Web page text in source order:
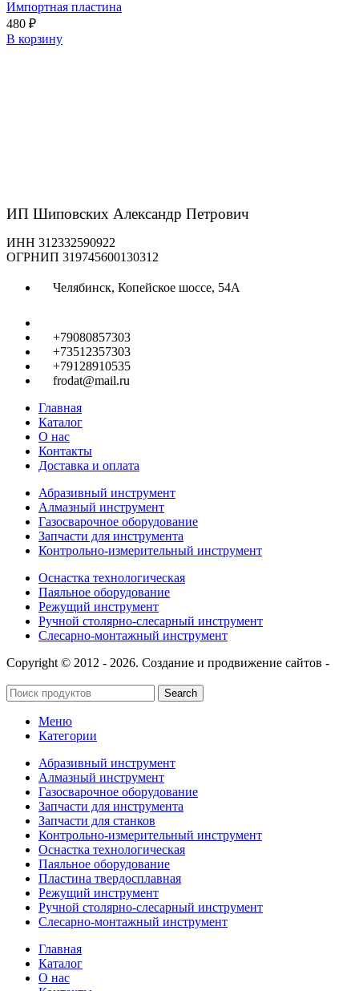
Импортная пластина
480 ₽
В корзину
ИП Шиповских Александр Петрович
ИНН 312332590922
ОГРНИП 319745600130312
Челябинск, Копейское шоссе, 54А
+79080857303
+73512357303
+79128910535
frodat@mail.ru
Главная
Каталог
О нас
Контакты
Доставка и оплата
Абразивный инструмент
Алмазный инструмент
Газосварочное оборудование
Запчасти для инструмента
Контрольно-измерительный инструмент
Оснастка технологическая
Паяльное оборудование
Режущий инструмент
Ручной столярно-слесарный инструмент
Слесарно-монтажный инструмент
Copyright © 2012 - 2026. Создание и продвижение сайтов -
Search
Меню
Категории
Абразивный инструмент
Алмазный инструмент
Газосварочное оборудование
Запчасти для инструмента
Запчасти для станков
Контрольно-измерительный инструмент
Оснастка технологическая
Паяльное оборудование
Пластина твердосплавная
Режущий инструмент
Ручной столярно-слесарный инструмент
Слесарно-монтажный инструмент
Главная
Каталог
О нас